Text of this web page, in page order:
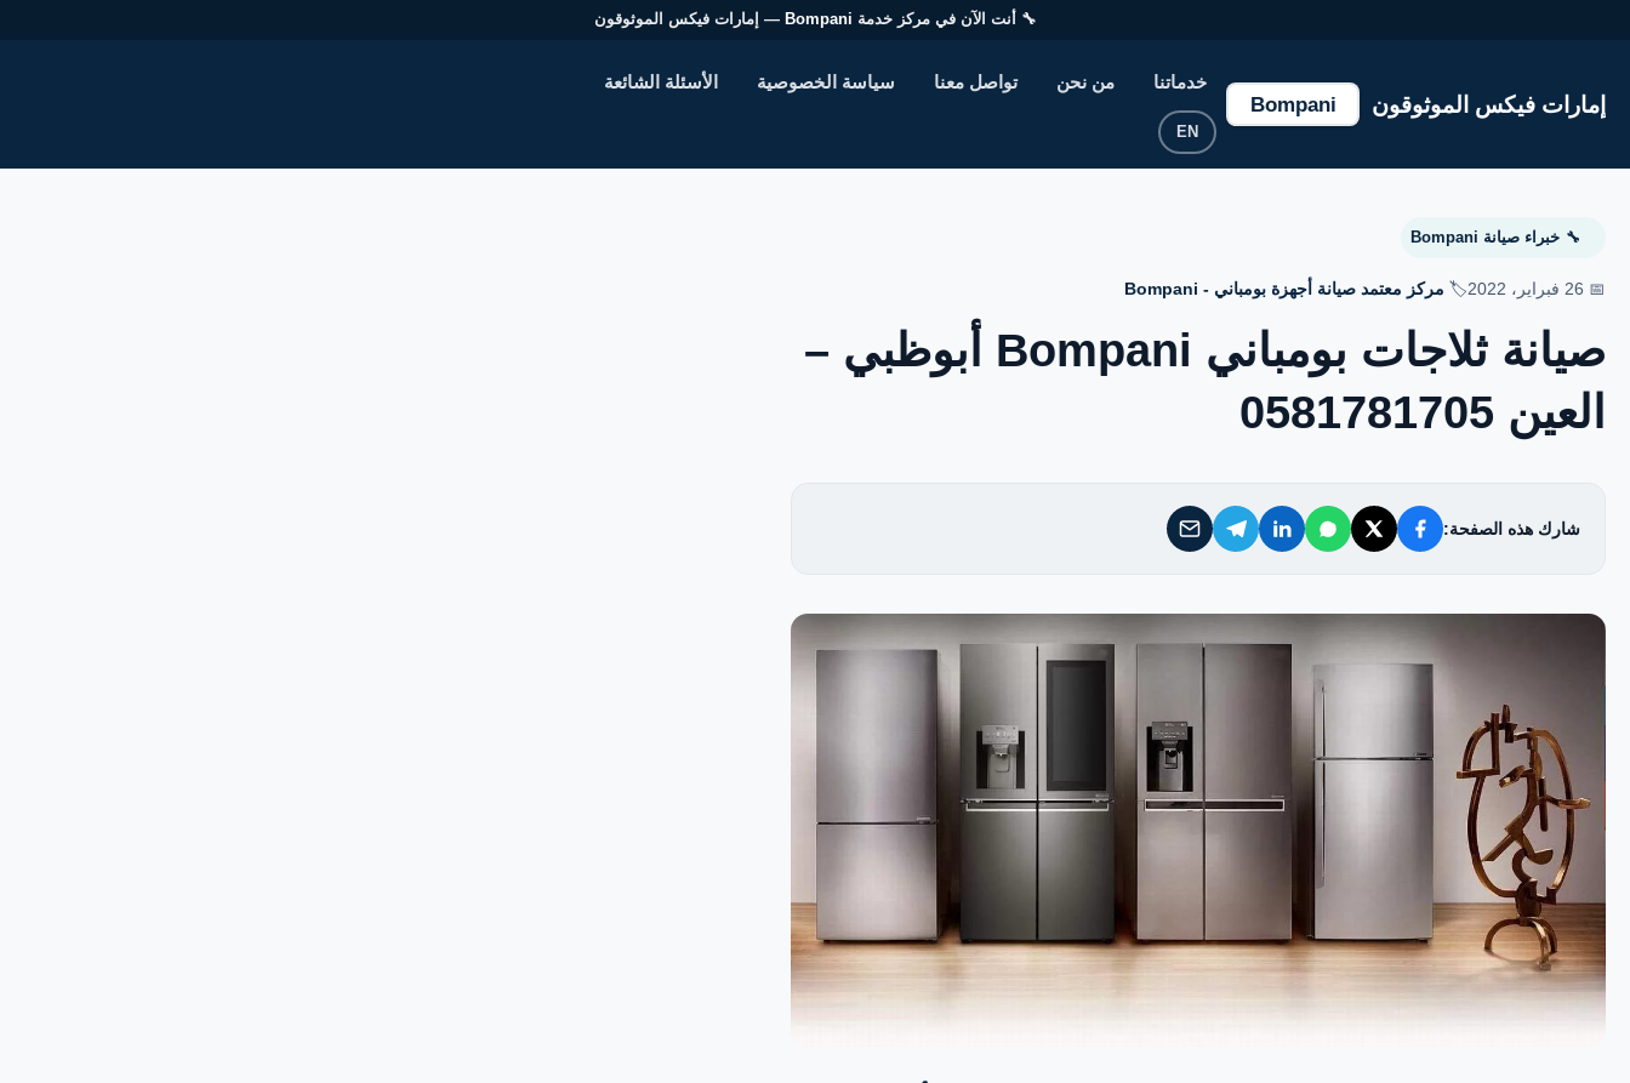
🔧 أنت الآن في مركز خدمة Bompani — إمارات فيكس الموثوقون
إمارات فيكس الموثوقون Bompani
خدماتنا من نحن تواصل معنا سياسة الخصوصية الأسئلة الشائعة
EN
سياسة الخصوصية
الأسئلة الشائعة
🔧 خبراء صيانة Bompani
📅 26 فبراير، 2022 🏷️ مركز معتمد صيانة أجهزة بومباني - Bompani
صيانة ثلاجات بومباني Bompani أبوظبي –
العين 0581781705
شارك هذه الصفحة: